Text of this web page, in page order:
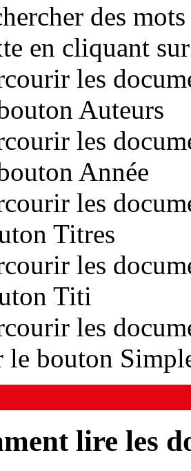
des
en cliquant
les
Auteurs
les
Année
les
Titres
les
Titi
les
le bouton
lire les